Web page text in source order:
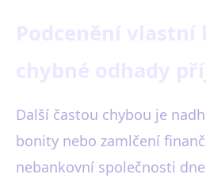
Další častou chybou je
bonity nebo zamlčení
nebankovní společnosti